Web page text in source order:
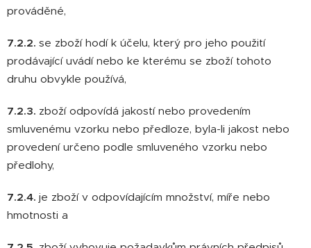
prováděné,
7.2.2. se zboží hodí k účelu, který pro jeho použití
prodávající uvádí nebo ke kterému se zboží tohoto
druhu obvykle používá,
7.2.3. zboží odpovídá jakostí nebo provedením
smluvenému vzorku nebo předloze, byla-li jakost nebo
provedení určeno podle smluveného vzorku nebo
předlohy,
7.2.4. je zboží v odpovídajícím množství, míře nebo
hmotnosti a